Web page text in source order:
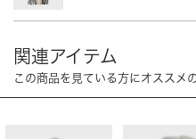
OTHERその他
MOBILEモバイル